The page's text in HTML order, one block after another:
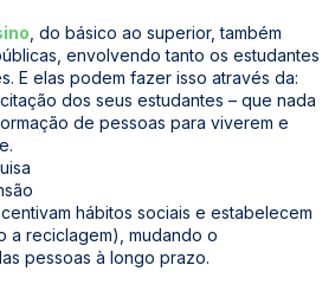
, do básico ao superior, também
envolvendo tanto os estudantes
E elas podem fazer isso através da:
dos seus estudantes – que nada
de pessoas para viverem e
hábitos sociais e estabelecem
a reciclagem), mudando o
pessoas à longo prazo.